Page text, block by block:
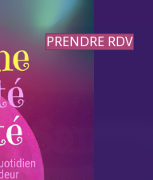
PRENDRE RDV